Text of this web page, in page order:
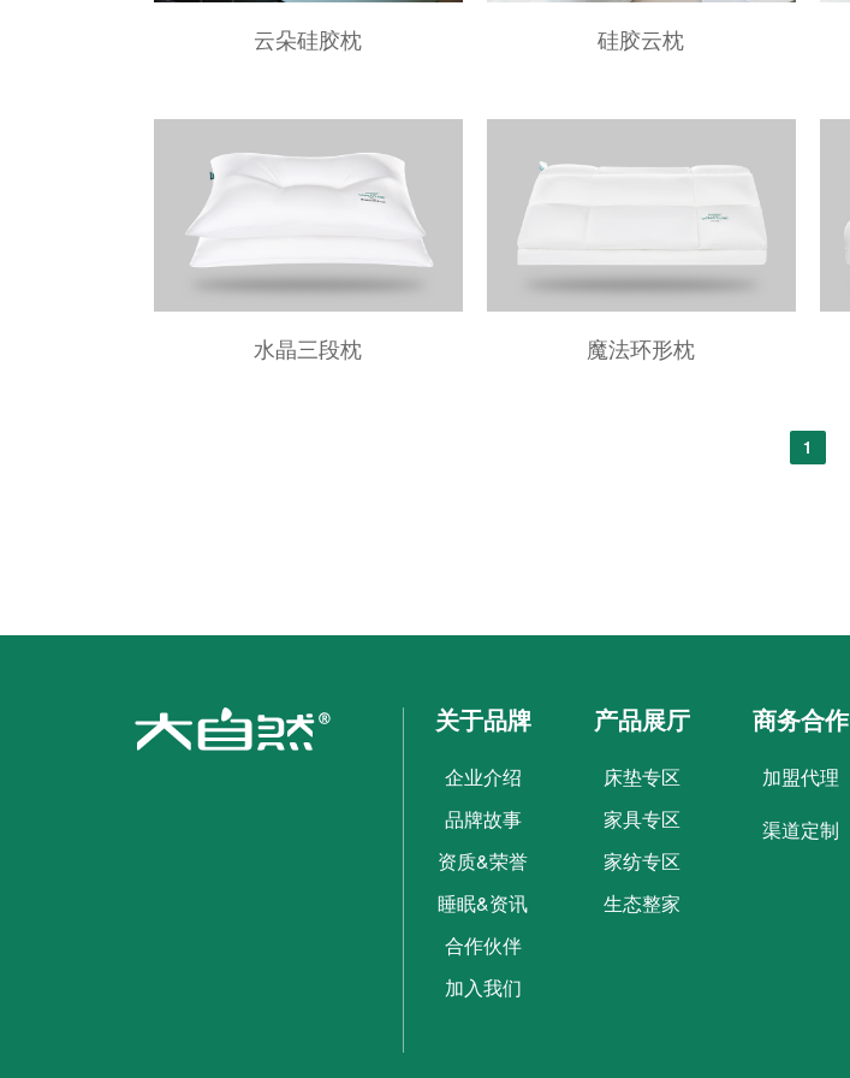
云朵硅胶枕 硅胶云枕
水晶三段枕 魔法环形枕
1
关于品牌
企业介绍
品牌故事
资质&荣誉
睡眠&资讯
合作伙伴
加入我们
产品展厅
床垫专区
家具专区
家纺专区
生态整家
商务合作
加盟代理
渠道定制